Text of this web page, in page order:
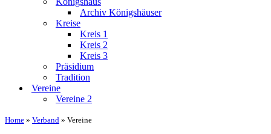
Archiv Königshäuser
Kreise
Kreis 1
Kreis 2
Kreis 3
Präsidium
Tradition
Vereine
Vereine 2
Home » Verband » Vereine